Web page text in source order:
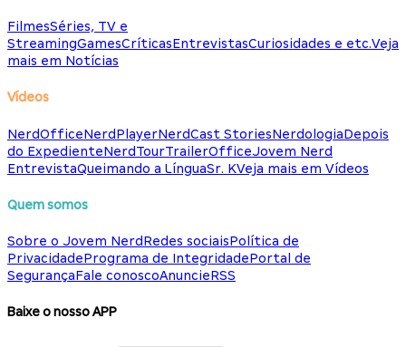
FilmesSéries, TV e
StreamingGamesCríticasEntrevistasCuriosidades e etc.Veja
mais em Notícias
Vídeos
NerdOfficeNerdPlayerNerdCast StoriesNerdologiaDepois
do ExpedienteNerdTourTrailerOfficeJovem Nerd
EntrevistaQueimando a LínguaSr. KVeja mais em Vídeos
Quem somos
Sobre o Jovem NerdRedes sociaisPolítica de
PrivacidadePrograma de IntegridadePortal de
SegurançaFale conoscoAnuncieRSS
Baixe o nosso APP